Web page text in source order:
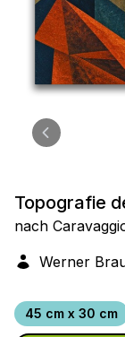
Topografie
nach
Werner
45 cm x 30 cm